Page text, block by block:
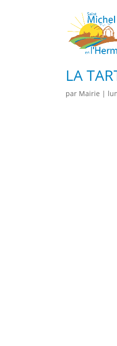
LA
par Mairie |